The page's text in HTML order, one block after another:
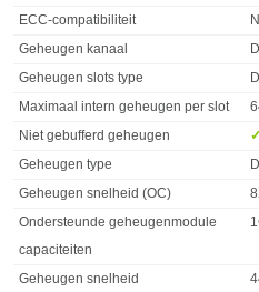
ECC-compatibiliteit
Geheugen kanaal
Geheugen slots type
Maximaal intern geheugen per slot
Niet gebufferd geheugen
✓︎
Geheugen type
Geheugen snelheid (OC)
Ondersteunde geheugenmodule
capaciteiten
Geheugen snelheid